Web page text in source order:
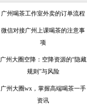
广州喝茶工作室外卖的订单流程
微信对接广州上课喝茶的注意事
项
‌广州大圈空降‌：空降资源的“隐藏
规则”与风险
广州大圈wx，掌握高端喝茶一手
资讯